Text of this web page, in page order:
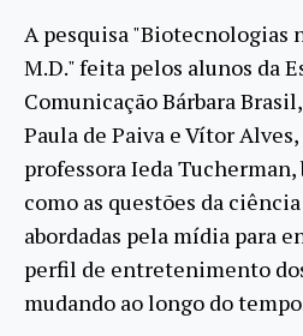
A pesquisa "Biotecnologias
M.D." feita pelos alunos da
Comunicação Bárbara
Paula de Paiva e Vítor
professora Ieda
como as questões da
abordadas pela mídia para
perfil de entretenimento
mudando ao longo do